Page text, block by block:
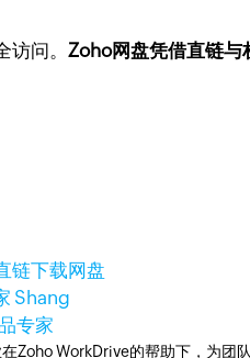
访问。Zoho网盘凭借直链与
链下载网盘
Shang
专家
WorkDrive的帮助下，为团